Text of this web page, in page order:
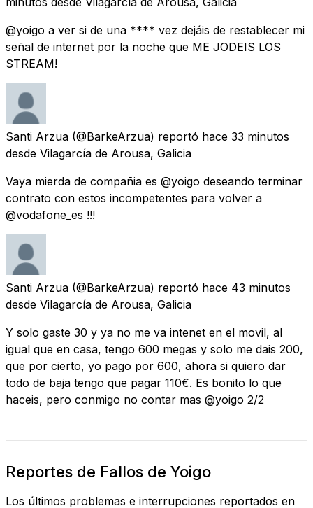
@yoigo a ver si de una **** vez dejáis de restablecer mi
señal de internet por la noche que ME JODEIS LOS
STREAM!
Santi Arzua (@BarkeArzua) reportó hace 33 minutos
desde Vilagarcía de Arousa, Galicia
Vaya mierda de compañia es @yoigo deseando terminar
contrato con estos incompetentes para volver a
@vodafone_es !!!
Santi Arzua (@BarkeArzua) reportó hace 43 minutos
desde Vilagarcía de Arousa, Galicia
Y solo gaste 30 y ya no me va intenet en el movil, al
igual que en casa, tengo 600 megas y solo me dais 200,
que por cierto, yo pago por 600, ahora si quiero dar
todo de baja tengo que pagar 110€. Es bonito lo que
haceis, pero conmigo no contar mas @yoigo 2/2
Reportes de Fallos de Yoigo
Los últimos problemas e interrupciones reportados en